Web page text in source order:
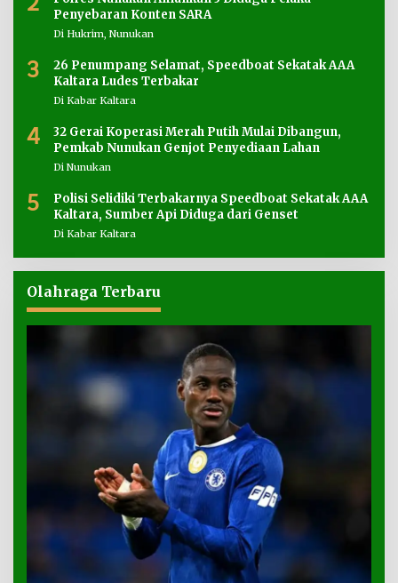
Penyebaran Konten SARA
Di Hukrim, Nunukan
3
26 Penumpang Selamat, Speedboat Sekatak AAA
Kaltara Ludes Terbakar
Di Kabar Kaltara
4
32 Gerai Koperasi Merah Putih Mulai Dibangun,
Pemkab Nunukan Genjot Penyediaan Lahan
Di Nunukan
5
Polisi Selidiki Terbakarnya Speedboat Sekatak AAA
Kaltara, Sumber Api Diduga dari Genset
Di Kabar Kaltara
Olahraga Terbaru